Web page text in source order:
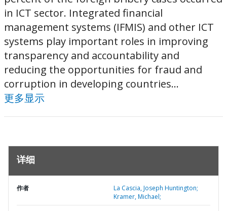
in ICT sector. Integrated financial
management systems (IFMIS) and other ICT
systems play important roles in improving
transparency and accountability and
reducing the opportunities for fraud and
corruption in developing countries...
更多显示
详细
作者
La Cascia, Joseph Huntington;
Kramer, Michael;